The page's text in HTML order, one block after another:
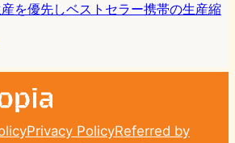
を優先しベストセラー携帯の生産縮
Privacy PolicyReferred by